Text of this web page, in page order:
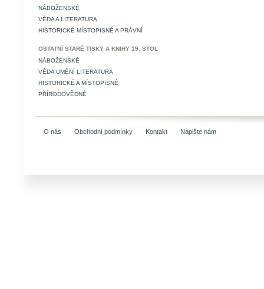
NÁBOŽENSKÉ
VĚDA A LITERATURA
HISTORICKÉ MÍSTOPISNÉ A PRÁVNÍ
OSTATNÍ STARÉ TISKY A KNIHY 19. STOL
NÁBOŽENSKÉ
VĚDA UMĚNÍ LITERATURA
HISTORICKÉ A MÍSTOPISNÉ
PŘÍRODOVĚDNÉ
O nás Obchodní podmínky Kontakt Napište nám